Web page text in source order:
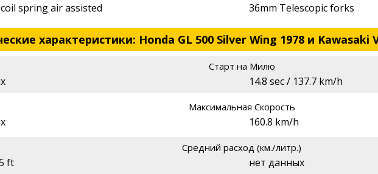
spring air assisted 36mm Telescopic forks
характеристики: Honda GL 500 Silver Wing 1978 и Kawasaki
Старт на Милю
14.8 sec / 137.7 km/h
Максимальная Скорость
160.8 km/h
Средний расход (км./литр.)
ft нет данных